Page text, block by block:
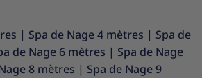
| Spa de Nage 4 mètres | Spa de
de Nage 6 mètres | Spa de Nage
8 mètres | Spa de Nage 9